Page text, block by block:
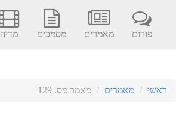
פורום מאמרים מסמכים מדיה
ראשי מאמרים מאמר מס. 129